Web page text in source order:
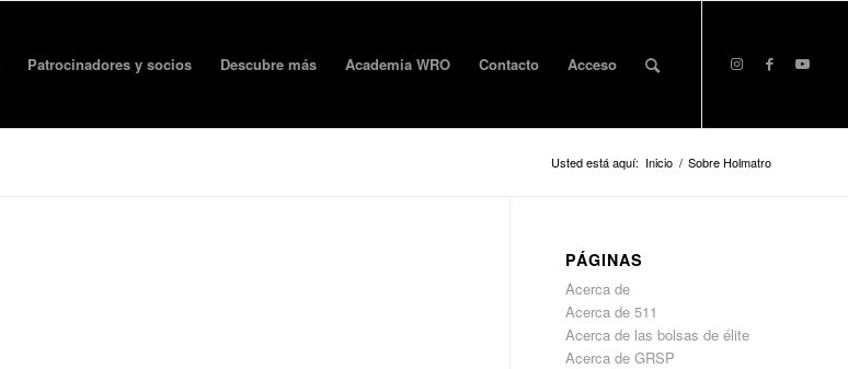
Patrocinadores y socios Descubre más Academia WRO Contacto Acceso
Usted está aquí: Inicio / Sobre Holmatro
PÁGINAS
Acerca de
Acerca de 511
Acerca de las bolsas de élite
Acerca de GRSP